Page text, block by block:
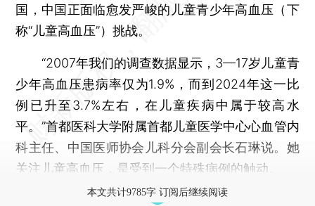
国，中国正面临愈发严峻的儿童青少年高血压（下
称“儿童高血压”）挑战。
“2007年我们的调查数据显示，3—17岁儿童青
少年高血压患病率仅为1.9%，而到2024年这一比
例已升至3.7%左右，在儿童疾病中属于较高水
平。”首都医科大学附属首都儿童医学中心心血管内
科主任、中国医师协会儿科分会副会长石琳说。她
关注儿童高血压，是受到一个特殊病例的触动。
本文共计9785字 订阅后继续阅读